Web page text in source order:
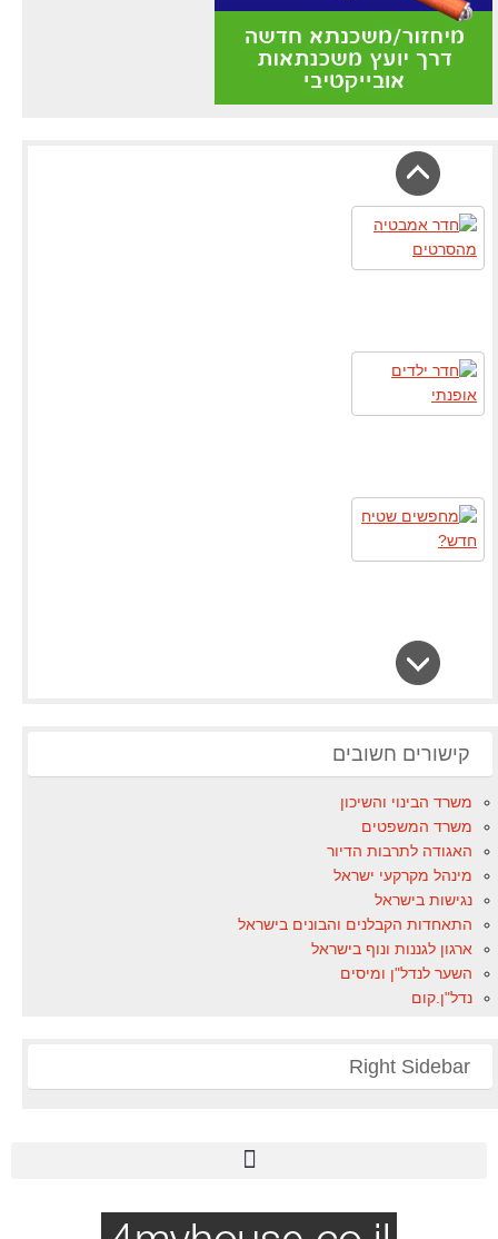
קישורים חשובים
משרד הבינוי והשיכון
משרד המשפטים
האגודה לתרבות הדיור
מינהל מקרקעי ישראל
נגישות בישראל
התאחדות הקבלנים והבונים בישראל
ארגון לגננות ונוף בישראל
השער לנדל"ן ומיסים
נדל"ן.קום
Right Sidebar